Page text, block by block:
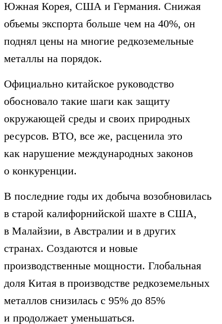
Южная Корея, США и Германия. Снижая
объемы экспорта больше чем на 40%, он
поднял цены на многие редкоземельные
металлы на порядок.
Официально китайское руководство
обосновало такие шаги как защиту
окружающей среды и своих природных
ресурсов. ВТО, все же, расценила это
как нарушение международных законов
о конкуренции.
В последние годы их добыча возобновилась
в старой калифорнийской шахте в США,
в Малайзии, в Австралии и в других
странах. Создаются и новые
производственные мощности. Глобальная
доля Китая в производстве редкоземельных
металлов снизилась с 95% до 85%
и продолжает уменьшаться.